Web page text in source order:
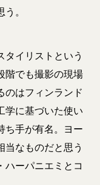
。
タイリストという
階でも撮影の現場
のはフィンランド
学に基づいた使い
ち手が有名。ヨー
当なものだと思う
ハーパニエミとコ